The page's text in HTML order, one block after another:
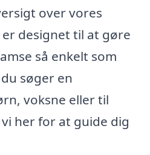
over vores
designet til at gøre
så enkelt som
søger en
voksne eller til
her for at guide dig